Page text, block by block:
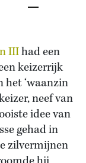
IIIhad een
keizerrijk
het ‘waanzin
neef van
idee van
gehad in
zilvermijnen